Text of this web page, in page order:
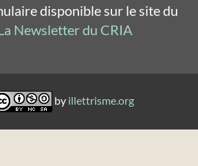
disponible sur le site du
Newsletter du CRIA
by illettrisme.org